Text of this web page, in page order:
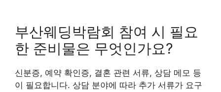
부산웨딩박람회 참여 시 필요
한 준비물은 무엇인가요?
신분증, 예약 확인증, 결혼 관련 서류, 상담 메모 등
이 필요합니다. 상담 분야에 따라 추가 서류가 요구